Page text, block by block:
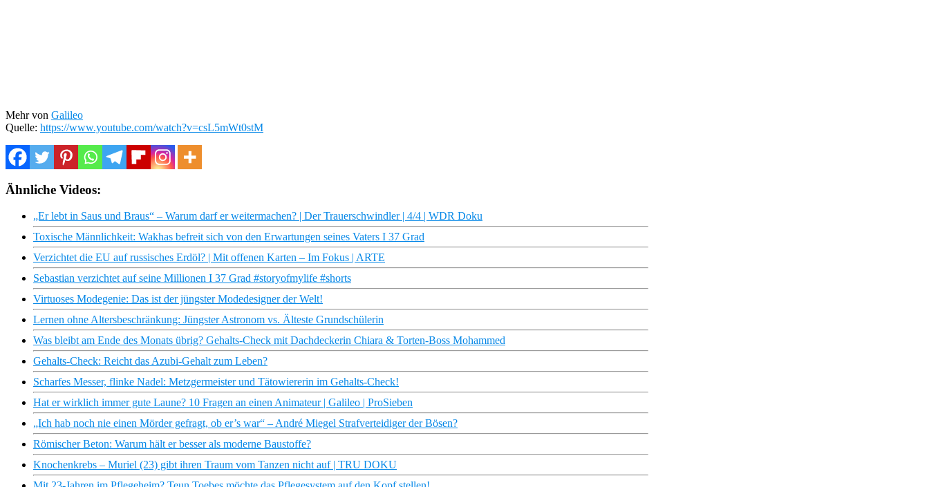
Mehr von Galileo
Quelle: https://www.youtube.com/watch?v=csL5mWt0stM
Ähnliche Videos:
„Er lebt in Saus und Braus“ – Warum darf er weitermachen? | Der Trauerschwindler | 4/4 | WDR Doku
Toxische Männlichkeit: Wakhas befreit sich von den Erwartungen seines Vaters I 37 Grad
Verzichtet die EU auf russisches Erdöl? | Mit offenen Karten – Im Fokus | ARTE
Sebastian verzichtet auf seine Millionen I 37 Grad #storyofmylife #shorts
Virtuoses Modegenie: Das ist der jüngster Modedesigner der Welt!
Lernen ohne Altersbeschränkung: Jüngster Astronom vs. Älteste Grundschülerin
Was bleibt am Ende des Monats übrig? Gehalts-Check mit Dachdeckerin Chiara & Torten-Boss Mohammed
Gehalts-Check: Reicht das Azubi-Gehalt zum Leben?
Scharfes Messer, flinke Nadel: Metzgermeister und Tätowiererin im Gehalts-Check!
Hat er wirklich immer gute Laune? 10 Fragen an einen Animateur | Galileo | ProSieben
„Ich hab noch nie einen Mörder gefragt, ob er’s war“ – André Miegel Strafverteidiger der Bösen?
Römischer Beton: Warum hält er besser als moderne Baustoffe?
Knochenkrebs – Muriel (23) gibt ihren Traum vom Tanzen nicht auf | TRU DOKU